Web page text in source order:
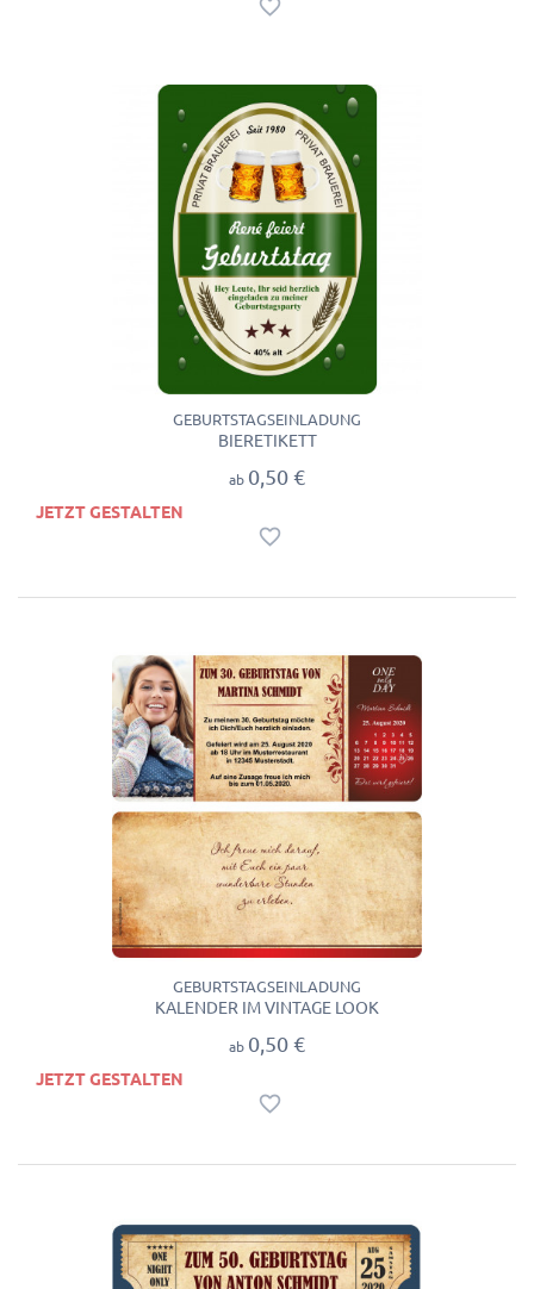
GEBURTSTAGSEINLADUNG
BIERETIKETT
ab 0,50 €
JETZT GESTALTEN
GEBURTSTAGSEINLADUNG
KALENDER IM VINTAGE LOOK
ab 0,50 €
JETZT GESTALTEN